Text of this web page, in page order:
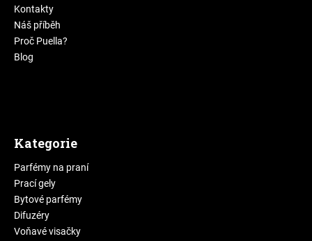
Kontakty
Náš příběh
Proč Puella?
Blog
Kategorie
Parfémy na praní
Prací gely
Bytové parfémy
Difuzéry
Voňavé visačky